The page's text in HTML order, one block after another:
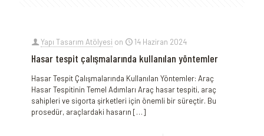
Yapı Tasarım Atölyesi on 14 Haziran 2024
Hasar tespit çalışmalarında kullanılan yöntemler
Hasar Tespit Çalışmalarında Kullanılan Yöntemler: Araç
Hasar Tespitinin Temel Adımları Araç hasar tespiti, araç
sahipleri ve sigorta şirketleri için önemli bir süreçtir. Bu
prosedür, araçlardaki hasarın […]